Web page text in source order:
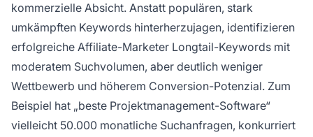
kommerzielle Absicht. Anstatt populären, stark
umkämpften Keywords hinterherzujagen, identifizieren
erfolgreiche Affiliate-Marketer Longtail-Keywords mit
moderatem Suchvolumen, aber deutlich weniger
Wettbewerb und höherem Conversion-Potenzial. Zum
Beispiel hat „beste Projektmanagement-Software“
vielleicht 50.000 monatliche Suchanfragen, konkurriert